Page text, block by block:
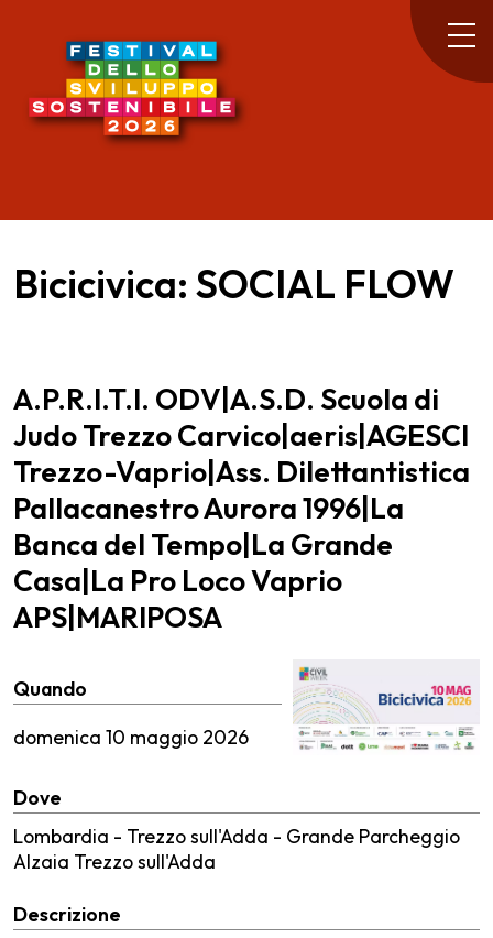
Bicicivica: SOCIAL FLOW
A.P.R.I.T.I. ODV|A.S.D. Scuola di
Judo Trezzo Carvico|aeris|AGESCI
Trezzo-Vaprio|Ass. Dilettantistica
Pallacanestro Aurora 1996|La
Banca del Tempo|La Grande
Casa|La Pro Loco Vaprio
APS|MARIPOSA
Quando
domenica 10 maggio 2026
Dove
Lombardia - Trezzo sull'Adda - Grande Parcheggio
Alzaia Trezzo sull'Adda
Descrizione